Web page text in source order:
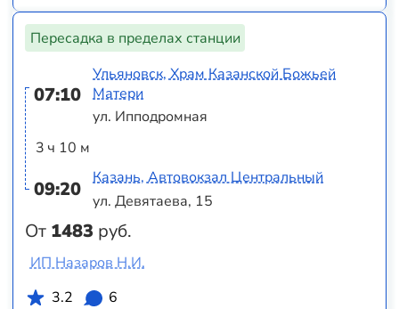
Пересадка в пределах станции
07:10
3 ч 10 м
09:20
От 1483 руб.
Ульяновск, Храм Казанской Божьей
Матери
ул. Ипподромная
Казань, Автовокзал Центральный
ул. Девятаева, 15
ИП Назаров Н.И.
3.2
6